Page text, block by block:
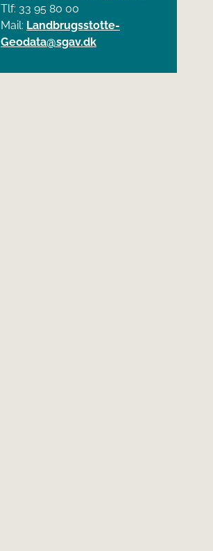
Tlf: 33 95 80 00
Mail: Landbrugsstotte-
Geodata@sgav.dk